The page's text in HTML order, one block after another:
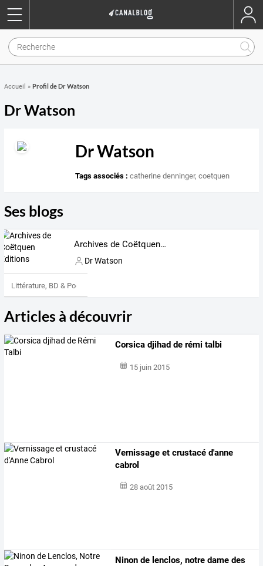
Accueil » Profil de Dr Watson
Dr Watson
Dr Watson
Tags associés : catherine denninger,coetquen
Ses blogs
Archives de Coëtquen Editions
Dr Watson
Littérature, BD & Poésie
Articles à découvrir
Corsica djihad de rémi talbi
15 juin 2015
Vernissage et crustacé d'anne
cabrol
28 août 2015
Ninon de lenclos, notre dame des